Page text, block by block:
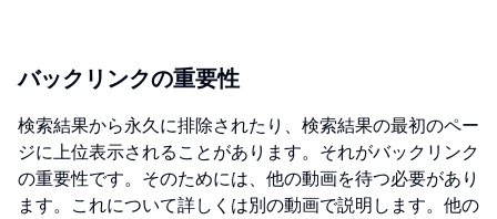
バックリンクの重要性
検索結果から永久に排除されたり、検索結果の最初のペー
ジに上位表示されることがあります。それがバックリンク
の重要性です。そのためには、他の動画を待つ必要があり
ます。これについて詳しくは別の動画で説明します。他の